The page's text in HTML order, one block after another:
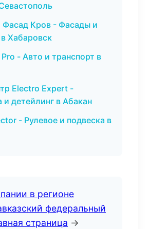
Кров - Фасады и
Хабаровск
- Авто и транспорт в
Electro Expert -
детейлинг в Абакан
- Рулевое и подвеска в
в регионе
федеральный
страница →